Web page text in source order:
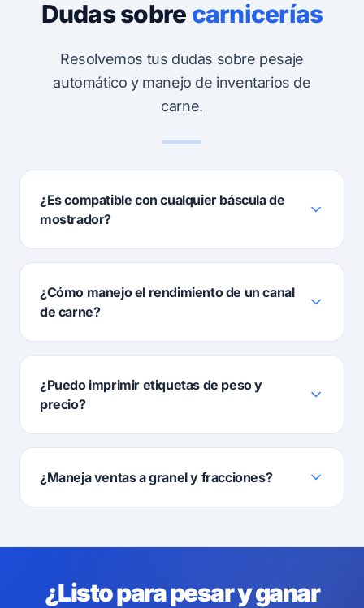
Dudas sobre carnicerías
Resolvemos tus dudas sobre pesaje
automático y manejo de inventarios de
carne.
¿Es compatible con cualquier báscula de
mostrador?
¿Cómo manejo el rendimiento de un canal
de carne?
¿Puedo imprimir etiquetas de peso y
precio?
¿Maneja ventas a granel y fracciones?
¿Listo para pesar y ganar